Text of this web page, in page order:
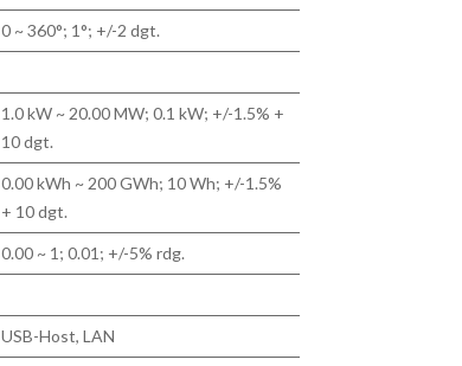
0 ~ 360°; 1°; +/-2 dgt.
1.0 kW ~ 20.00 MW; 0.1 kW; +/-1.5% +
10 dgt.
0.00 kWh ~ 200 GWh; 10 Wh; +/-1.5%
+ 10 dgt.
0.00 ~ 1; 0.01; +/-5% rdg.
USB-Host, LAN